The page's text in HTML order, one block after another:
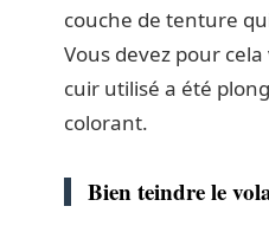
couche de tenture
Vous devez pour
cuir utilisé a été
colorant.
Bien teindre le